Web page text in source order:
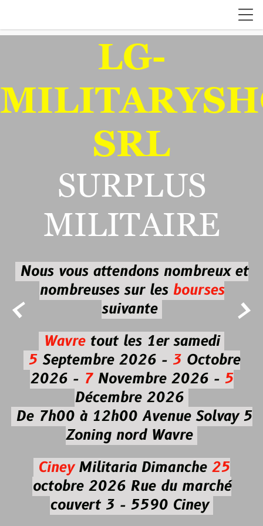
 
LG-
SRL
SURPLUS
MILITAIRE
Nous vous attendons nombreux et
nombreuses sur les bourses
suivante
Wavretout les 1er samedi
5Septembre 2026 - 3Octobre
2026 -7Novembre 2026 - 5
Décembre 2026
De 7h00 à 12h00 Avenue Solvay 5
Zoning nord Wavre
CineyMilitaria Dimanche 25
octobre 2026Rue du marché
couvert 3 - 5590 Ciney